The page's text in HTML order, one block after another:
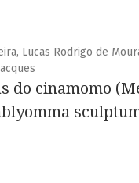
Lucas Rodrigo de
do cinamomo